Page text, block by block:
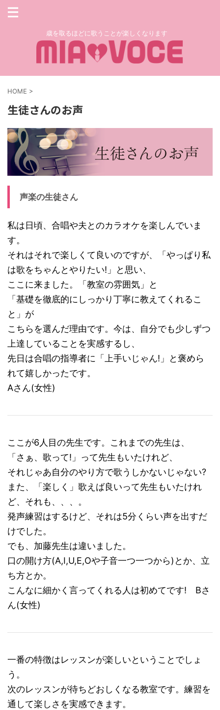
歳を取るほどに歌うことが楽しくなります
HOME >
生徒さんのお声
声楽の生徒さん
私は日頃、合唱や夫とのカラオケを楽しんでいま
す。
それはそれで楽しくて良いのですが、「やっぱり私
は歌をちゃんとやりたい!」と思い、
ここに来ました。「教室の雰囲気」と
「基礎を徹底的にしっかり丁寧に教えてくれるこ
と」が
こちらを選んだ理由です。今は、自分でも少しずつ
上達していることを実感するし、
先日は合唱の指導者に「上手いじゃん!」と褒めら
れて嬉しかったです。
Aさん(女性)
ここが6人目の先生です。これまでの先生は、
「さぁ、歌って!」って先生もいたけれど、
それじゃあ自分のやり方で歌うしかないじゃない?
また、「楽しく」歌えば良いって先生もいたけれ
ど、それも、、、。
発声練習はするけど、それは5分くらい声を出すだ
けでした。
でも、加藤先生は違いました。
口の開け方(A,I,U,E,Oや子音一つ一つから)とか、立
ち方とか。
こんなに細かく言ってくれる人は初めてです! Bさ
ん(女性)
一番の特徴はレッスンが楽しいということでしょ
う。
次のレッスンが待ちどおしくなる教室です。練習を
通して楽しさを実感できます。